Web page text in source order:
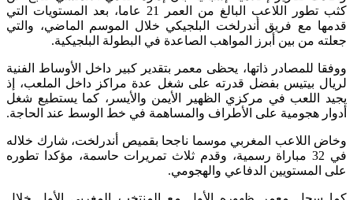
كثب تطور اللاعب البالغ من العمر 21 عاما، بعد المستويات التي
قدمها مع فريق أندرلخت البلجيكي خلال الموسم الماضي، والتي
جعلته من بين أبرز المواهب الصاعدة في البطولة البلجيكية.
ووفقا للمصادر ذاتها، يحظى معمر بتقدير كبير داخل الأوساط الفنية
لريال بيتيس بفضل قدرته على شغل عدة مراكز داخل الملعب، إذ
يجيد اللعب في مركزي الظهير الأيمن والأيسر، كما يستطيع شغل
أدوار هجومية على الأطراف والمساهمة في خط الوسط عند الحاجة.
وخاض اللاعب المغربي موسما ناجحا بقميص أندرلخت، شارك خلاله
في 32 مباراة رسمية، وقدم ثلاث تمريرات حاسمة، مؤكدا تطوره
على المستويين الدفاعي والهجومي.